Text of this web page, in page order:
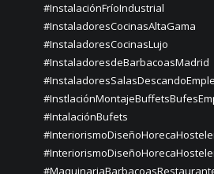
#InstalaciónFríoIndustrial
#InstaladoresCocinasAltaGama
#InstaladoresCocinasLujo
#InstaladoresdeBarbacoasMadrid
#IntalaciónBufets